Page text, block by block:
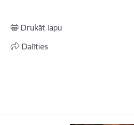
Drukāt lapu
Dalīties